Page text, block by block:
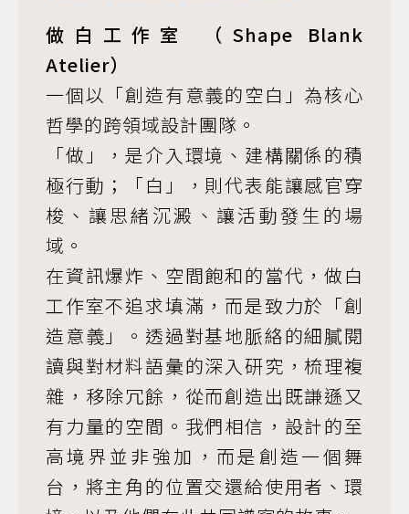
做白工作室 （Shape Blank
Atelier）
一個以「創造有意義的空白」為核心
哲學的跨領域設計團隊。
「做」，是介入環境、建構關係的積
極行動；「白」，則代表能讓感官穿
梭、讓思緒沉澱、讓活動發生的場
域。
在資訊爆炸、空間飽和的當代，做白
工作室不追求填滿，而是致力於「創
造意義」。透過對基地脈絡的細膩閱
讀與對材料語彙的深入研究，梳理複
雜，移除冗餘，從而創造出既謙遜又
有力量的空間。我們相信，設計的至
高境界並非強加，而是創造一個舞
台，將主角的位置交還給使用者、環